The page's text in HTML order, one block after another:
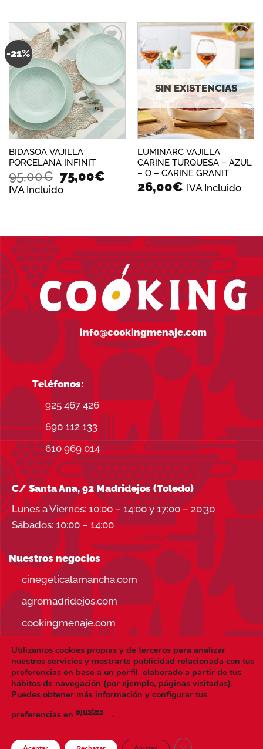
-21%
lista de
deseos
BIDASOA VAJILLA
PORCELANA INFINIT
95,00€ El
precio
75,00€
precio
IVA Incluido
a la
lista de
deseos
SIN EXISTENCIAS
LUMINARC VAJILLA
CARINE TURQUESA – AZUL
– O – CARINE GRANIT
26,00€ IVA Incluido
info@cookingmenaje.com
Teléfonos:
925 467 426
690 112 133
610 969 014
C/ Santa Ana, 92 Madridejos (Toledo)
Lunes a Viernes: 10:00 – 14:00 y 17:00 – 20:30
Sábados: 10:00 – 14:00
Nuestros negocios
cinegeticalamancha.com
agromadridejos.com
cookingmenaje.com
Visa PayPal Stripe MasterCard
CONDICIONES DE USO
Copyright 2026 ©cookingmenaje.es| Hecho a mano y con
Utilizamos cookies propias y de terceros para analizar
nuestros servicios y mostrarte publicidad relacionada con tus
preferencias en base a un perfil elaborado a partir de tus
hábitos de navegación (por ejemplo, páginas visitadas).
Puedes obtener más información y configurar tus
preferencias en ajustes .
CERRAR EL